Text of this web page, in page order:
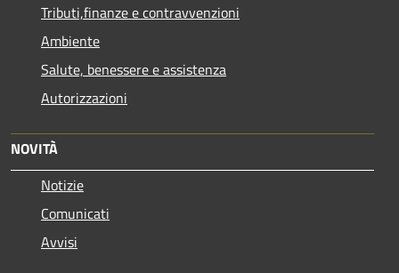
Tributi,finanze e contravvenzioni
Ambiente
Salute, benessere e assistenza
Autorizzazioni
NOVITÀ
Notizie
Comunicati
Avvisi